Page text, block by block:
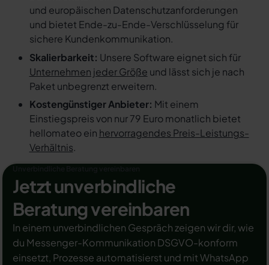
und europäischen Datenschutzanforderungen
und bietet Ende-zu-Ende-Verschlüsselung für
sichere Kundenkommunikation.
Skalierbarkeit: Unsere Software eignet sich für
Unternehmen jeder Größe und lässt sich je nach
Paket unbegrenzt erweitern.
Kostengünstiger Anbieter: Mit einem
Einstiegspreis von nur 79 Euro monatlich bietet
hellomateo ein hervorragendes Preis-Leistungs-
Verhältnis.
Jetzt unverbindliche
Beratung vereinbaren
In einem unverbindlichen Gespräch zeigen wir dir, wie
du Messenger-Kommunikation DSGVO-konform
einsetzt, Prozesse automatisierst und mit WhatsApp